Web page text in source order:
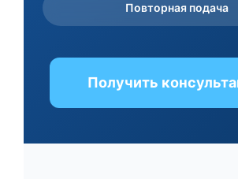
Повторная подача
Получить